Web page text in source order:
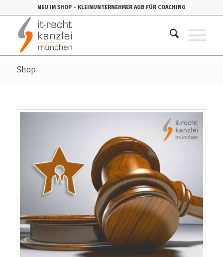
NEU IM SHOP - KLEINUNTERNEHMER AGB FÜR COACHING
Shop